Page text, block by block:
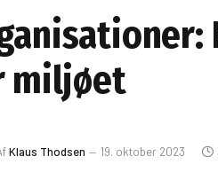
miljøet
Klaus Thodsen 19. oktober 2023